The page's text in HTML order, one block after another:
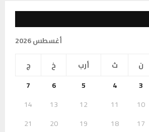
أغسطس 2026
ن ث أرب خ
ج
3
4
5
6
7
10
11
12
13
14
17
18
19
20
21